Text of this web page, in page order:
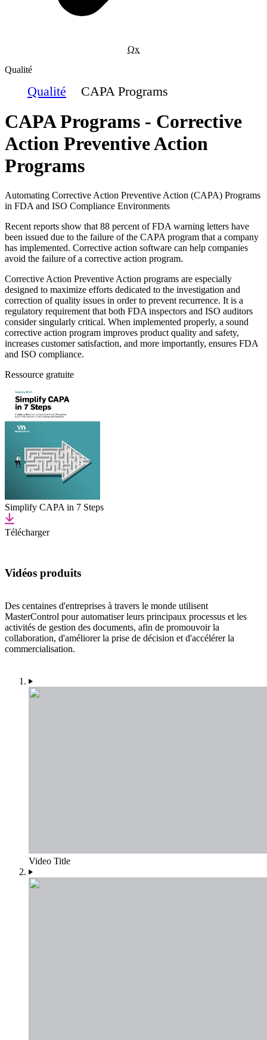
Qx
Qualité
Qualité CAPA Programs
CAPA Programs - Corrective
Action Preventive Action
Programs
Automating Corrective Action Preventive Action (CAPA) Programs
in FDA and ISO Compliance Environments
Recent reports show that 88 percent of FDA warning letters have
been issued due to the failure of the CAPA program that a company
has implemented. Corrective action software can help companies
avoid the failure of a corrective action program.
Corrective Action Preventive Action programs are especially
designed to maximize efforts dedicated to the investigation and
correction of quality issues in order to prevent recurrence. It is a
regulatory requirement that both FDA inspectors and ISO auditors
consider singularly critical. When implemented properly, a sound
corrective action program improves product quality and safety,
increases customer satisfaction, and more importantly, ensures FDA
and ISO compliance.
Ressource gratuite
Simplify CAPA in 7 Steps
Télécharger
Vidéos produits
Des centaines d'entreprises à travers le monde utilisent
MasterControl pour automatiser leurs principaux processus et les
activités de gestion des documents, afin de promouvoir la
collaboration, d'améliorer la prise de décision et d'accélérer la
commercialisation.
Video Title